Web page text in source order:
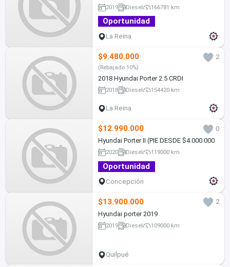
2019 Diesel 166781 km
Oportunidad
La Reina
$9.480.000 2
(Rebajado 10%)
2018 Hyundai Porter 2.5 CRDI
2018 Diesel 154420 km
La Reina
$12.990.000
0
Hyundai Porter II (PIE DESDE $4.000.000
2020 Diesel 119000 km
Oportunidad
Concepción
$13.900.000
2
Hyundai porter 2019
2019 Diesel 109000 km
Quilpué